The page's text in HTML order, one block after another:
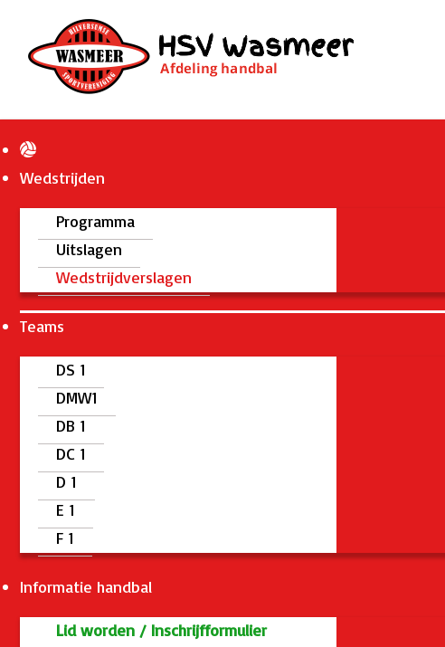
Wedstrijden
Programma
Uitslagen
Wedstrijdverslagen
Teams
DS 1
DMW1
DB 1
DC 1
D 1
E 1
F 1
Informatie handbal
Lid worden / Inschrijfformulier